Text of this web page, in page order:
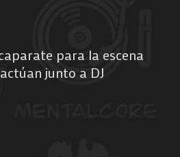
para la escena
junto a DJ